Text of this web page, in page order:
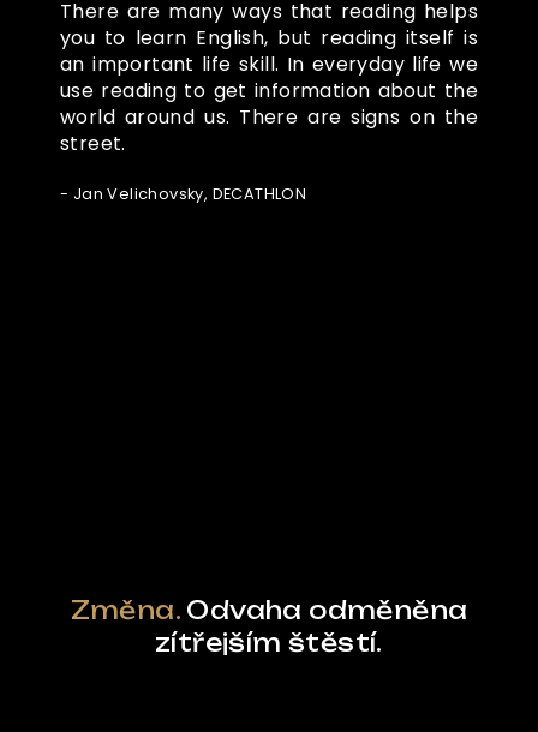
There are many ways that reading helps
you to learn English, but reading itself is
an important life skill. In everyday life we
use reading to get information about the
world around us. There are signs on the
street.
- Jan Velichovsky, DECATHLON
Změna. Odvaha odměněna
zítřejším štěstí.